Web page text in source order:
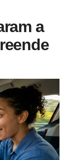
a